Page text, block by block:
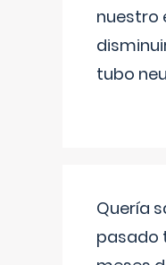
nuestro
tubo
Quería
pasado